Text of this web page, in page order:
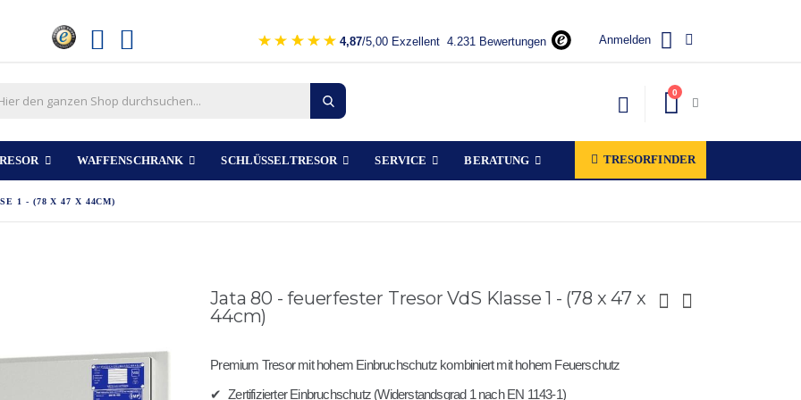
4,87/5,00 Exzellent 4.231 Bewertungen Anmelden
Warenkorb
0Artikel
WAFFENSCHRANK SCHLÜSSELTRESOR SERVICE BERATUNG TRESORFINDER
1 - (78 X 47 X 44CM)
Jata 80 - feuerfester Tresor VdS Klasse 1 - (78 x 47 x
44cm)
Premium Tresor mit hohem Einbruchschutz kombiniert mit hohem Feuerschutz
✔ Zertifizierter Einbruchschutz (Widerstandsgrad 1 nach EN 1143-1)